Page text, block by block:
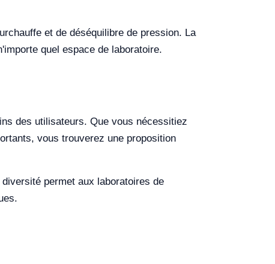
et de déséquilibre de pression. La
quel espace de laboratoire.
des utilisateurs. Que vous nécessitiez
vous trouverez une proposition
permet aux laboratoires de